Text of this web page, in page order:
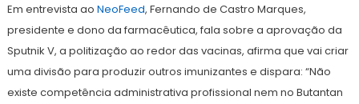
abril
de
Em entrevista ao NeoFeed, Fernando de Castro Marques,
presidente e dono da farmacêutica, fala sobre a aprovação da
Sputnik V, a politização ao redor das vacinas, afirma que vai criar
uma divisão para produzir outros imunizantes e dispara: “Não
existe competência administrativa profissional nem no Butantan